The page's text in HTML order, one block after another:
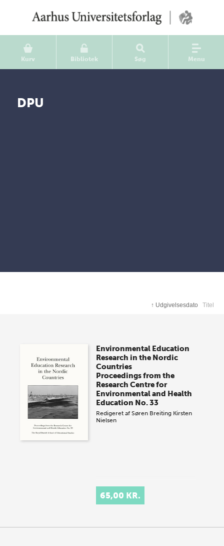
Kurv Bibliotek Søg Menu
DPU
↑ Udgivelsesdato Titel
Environmental Education
Research in the Nordic
Countries
Proceedings from the
Research Centre for
Environmental and Health
Education No. 33
Redigeret afSøren Breiting Kirsten
Nielsen
65,00 KR.